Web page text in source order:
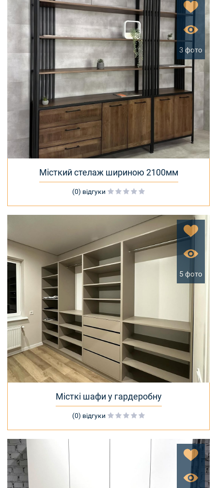
Місткий стелаж шириною 2100мм
(0) відгуки
3 фото
Місткі шафи у гардеробну
(0) відгуки
5 фото